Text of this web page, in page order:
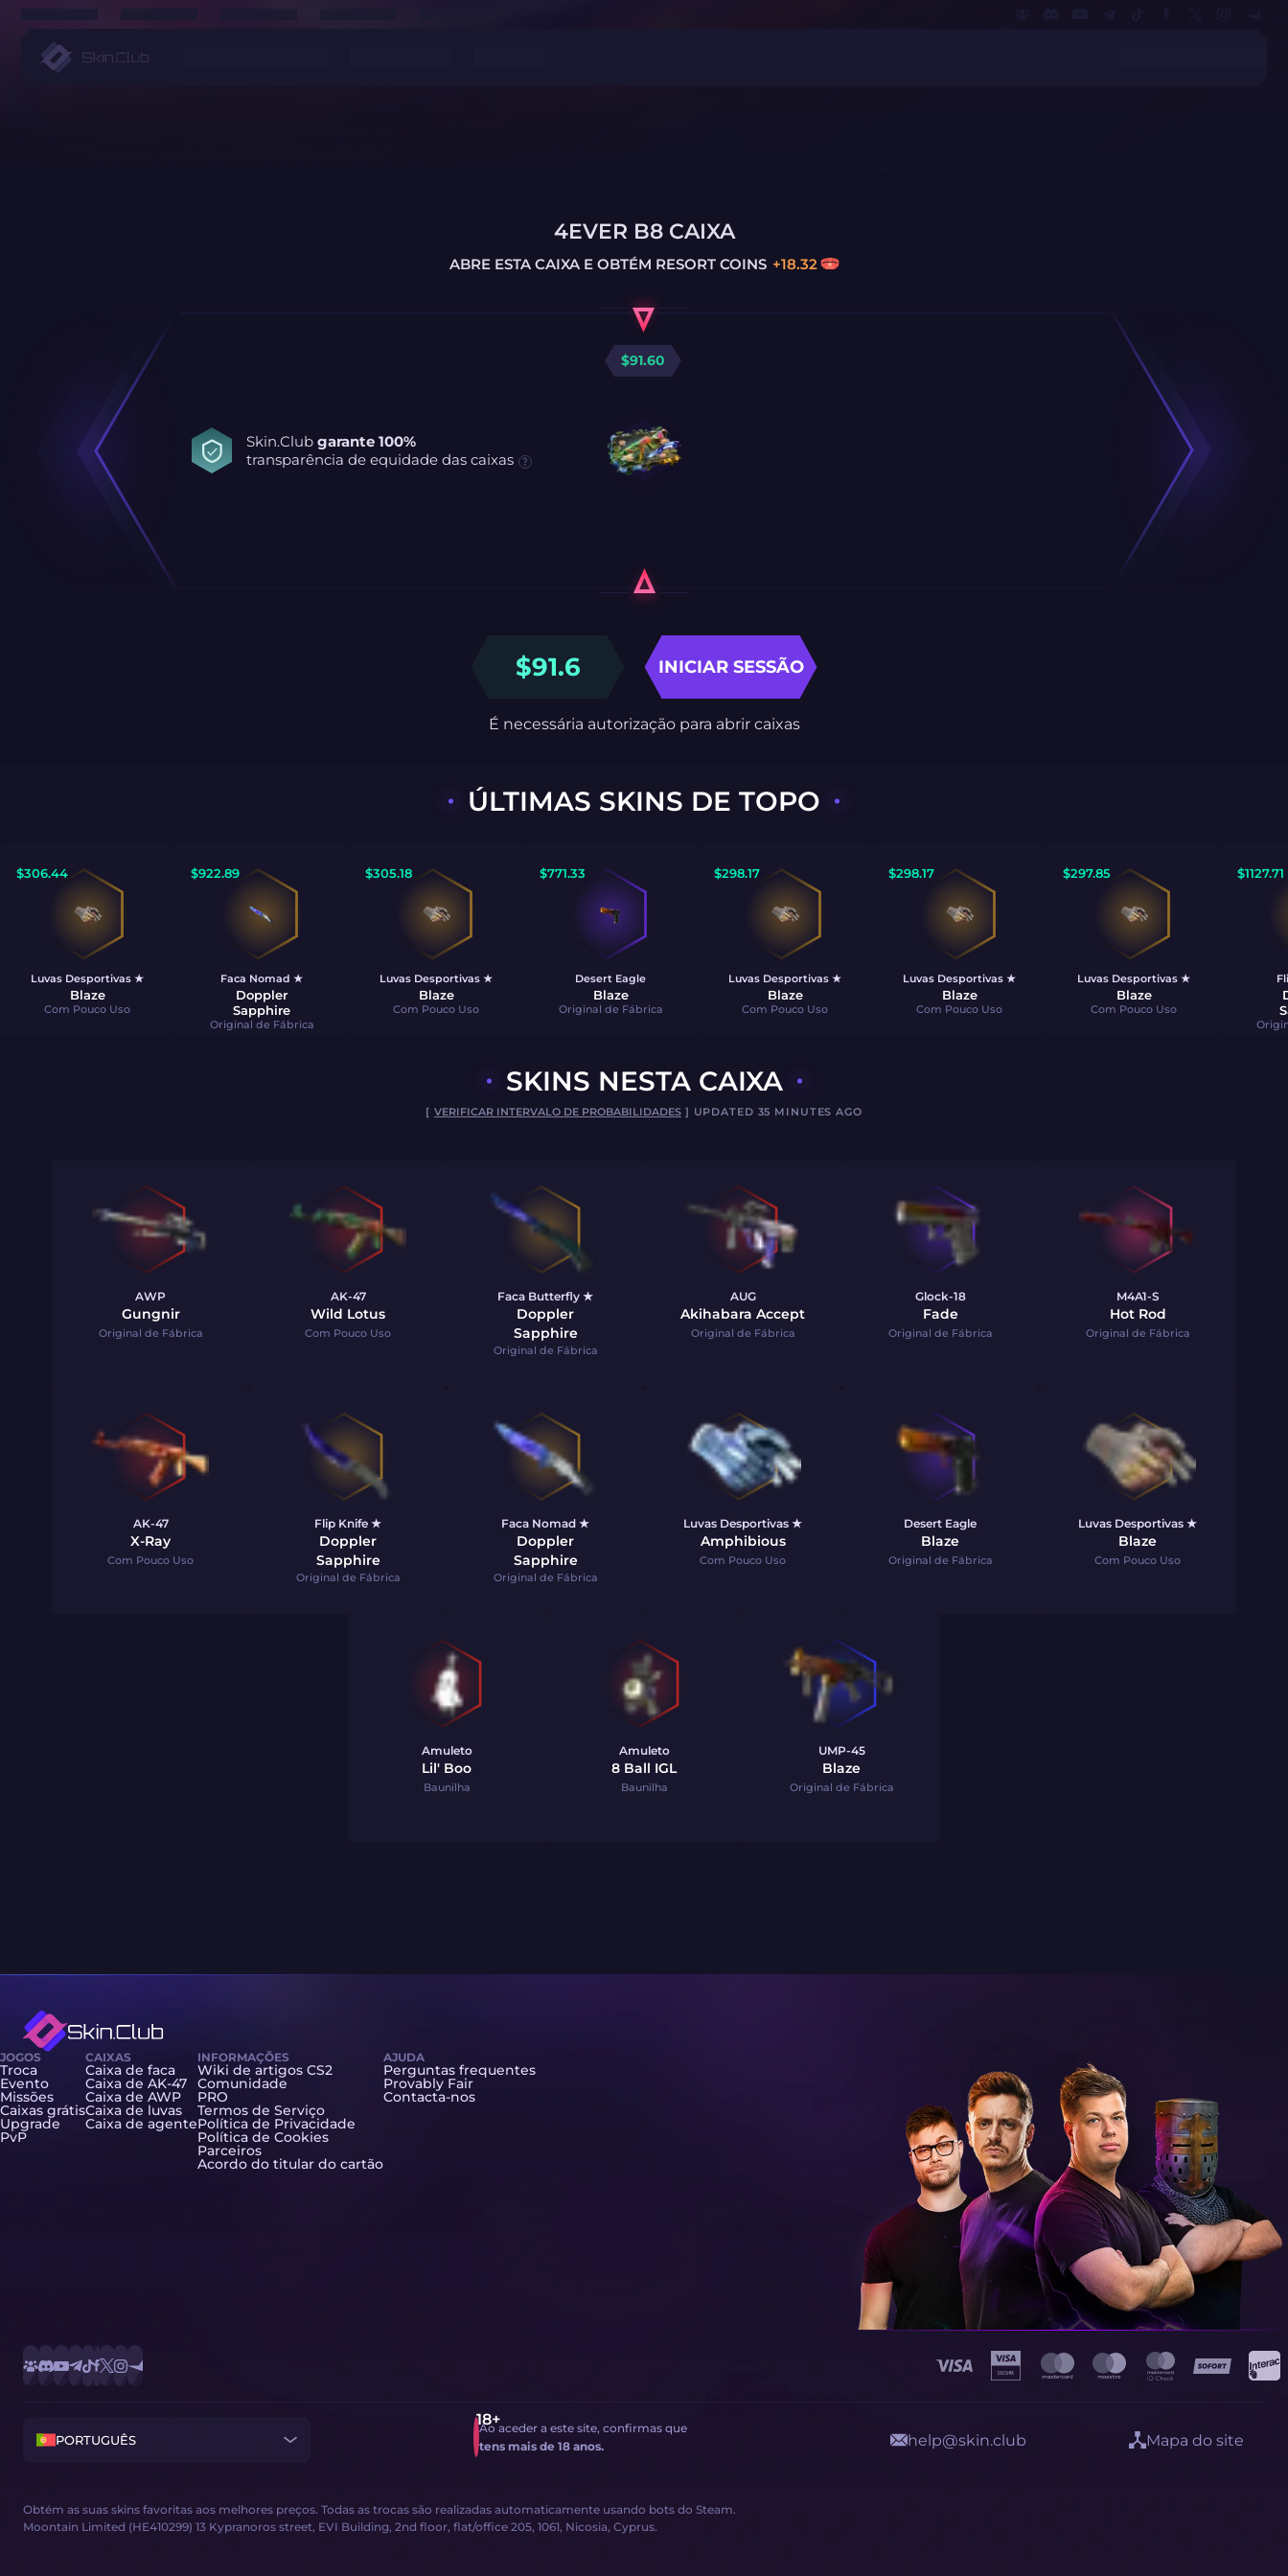
4EVER B8 CAIXA
ABRE ESTA CAIXA E OBTÉM RESORT COINS +18.32
Skin.Club garante 100%
transparência de equidade das caixas
$91.60
$91.6 INICIAR SESSÃO
É necessária autorização para abrir caixas
ÚLTIMAS SKINS DE TOPO
$306.44
Luvas Desportivas ★
Blaze
Com Pouco Uso
$922.89
Faca Nomad ★
Doppler
Sapphire
Original de Fábrica
$305.18
Luvas Desportivas ★
Blaze
Com Pouco Uso
$771.33
Desert Eagle
Blaze
Original de Fábrica
$298.17
Luvas Desportivas ★
Blaze
Com Pouco Uso
$298.17
Luvas Desportivas ★
Blaze
Com Pouco Uso
$297.85
Luvas Desportivas ★
Blaze
Com Pouco Uso
$1127.71
SKINS NESTA CAIXA
[ VERIFICAR INTERVALO DE PROBABILIDADES] UPDATED 35 MINUTES AGO
AWP
Gungnir
Original de Fábrica
AK-47
Wild Lotus
Com Pouco Uso
Faca Butterfly ★
Doppler
Sapphire
Original de Fábrica
AUG
Akihabara Accept
Original de Fábrica
Glock-18
Fade
Original de Fábrica
M4A1-S
Hot Rod
Original de Fábrica
AK-47
X-Ray
Com Pouco Uso
Flip Knife ★
Doppler
Sapphire
Original de Fábrica
Faca Nomad ★
Doppler
Sapphire
Original de Fábrica
Luvas Desportivas ★
Amphibious
Com Pouco Uso
Desert Eagle
Blaze
Original de Fábrica
Luvas Desportivas ★
Blaze
Com Pouco Uso
Amuleto
Lil' Boo
Baunilha
Amuleto
8 Ball IGL
Baunilha
UMP-45
Blaze
Original de Fábrica
Obtém as suas skins favoritas aos melhores preços. Todas as trocas são realizadas automaticamente usando bots do Steam.
Moontain Limited (HE410299) 13 Kypranoros street, EVI Building, 2nd floor, flat/office 205, 1061, Nicosia, Cyprus.
PORTUGUÊS
JOGOS
Troca
Evento
Missões
Caixas grátis
Upgrade
PvP
CAIXAS
Caixa de faca
Caixa de AK-47
Caixa de AWP
Caixa de luvas
Caixa de agente
INFORMAÇÕES
Wiki de artigos CS2
Comunidade
PRO
Termos de Serviço
Política de Privacidade
Política de Cookies
Parceiros
Acordo do titular do cartão
AJUDA
Perguntas frequentes
Provably Fair
Contacta-nos
Ao aceder a este site, confirmas que
tens mais de 18 anos.
help@skin.club Mapa do site